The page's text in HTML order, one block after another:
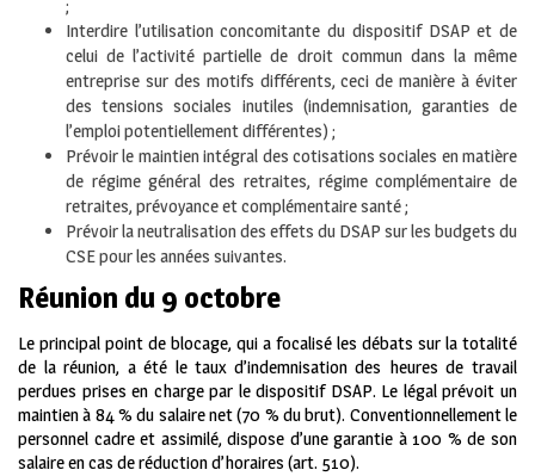
;
Interdire l’utilisation concomitante du dispositif DSAP et de
celui de l’activité partielle de droit commun dans la même
entreprise sur des motifs différents, ceci de manière à éviter
des tensions sociales inutiles (indemnisation, garanties de
l’emploi potentiellement différentes) ;
Prévoir le maintien intégral des cotisations sociales en matière
de régime général des retraites, régime complémentaire de
retraites, prévoyance et complémentaire santé ;
Prévoir la neutralisation des effets du DSAP sur les budgets du
CSE pour les années suivantes.
Réunion du 9 octobre
Le principal point de blocage, qui a focalisé les débats sur la totalité
de la réunion, a été le taux d’indemnisation des heures de travail
perdues prises en charge par le dispositif DSAP. Le légal prévoit un
maintien à 84 % du salaire net (70 % du brut). Conventionnellement le
personnel cadre et assimilé, dispose d’une garantie à 100 % de son
salaire en cas de réduction d’horaires (art. 510).